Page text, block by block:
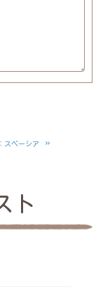
スペーシア »
ト